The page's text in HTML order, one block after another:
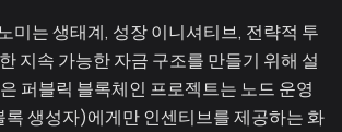
미는 생태계, 성장 이니셔티브, 전략적 투
지속 가능한 자금 구조를 만들기 위해 설
퍼블릭 블록체인 프로젝트는 노드 운영
생성자)에게만 인센티브를 제공하는 화